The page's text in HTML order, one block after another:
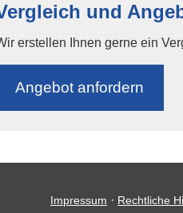
und
erstellen Ihnen gerne ein
An­ge­bot an­for­dern
Impressum · Rechtliche